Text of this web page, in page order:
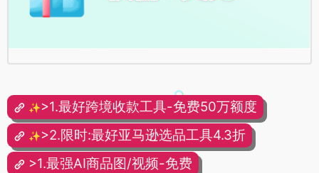
✨>1.最好跨境收款工具-免费50万额度
✨>2.限时:最好亚马逊选品工具4.3折
>1.最强AI商品图/视频-免费